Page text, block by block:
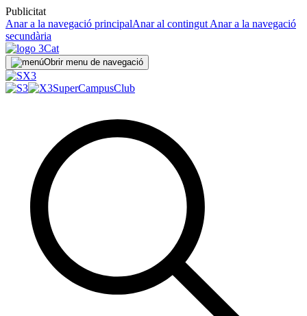
Publicitat
Anar a la navegació principalAnar al contingut Anar a la navegació
secundària
Obrir menu de navegació
SuperCampusClub